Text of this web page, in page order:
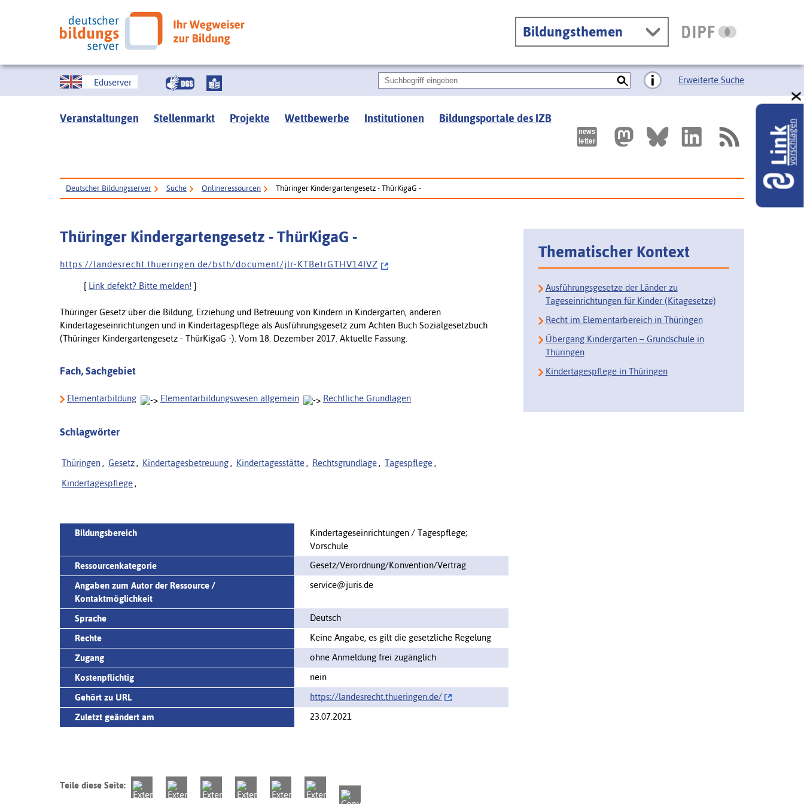
Bildungsthemen
Eduserver Erweiterte Suche
Veranstaltungen Stellenmarkt Projekte Wettbewerbe Institutionen Bildungsportale des IZB
Deutscher Bildungsserver Suche Onlineressourcen Thüringer Kindergartengesetz - ThürKigaG -
Thüringer Kindergartengesetz - ThürKigaG -
h t t p s : / / l a n d e s r e c h t . t h u e r i n g e n . d e / b s t h / d o c u m e n t / j l r - K T B e t r G T H V 1 4 I V Z
[ Link defekt? Bitte melden! ]
Thüringer Gesetz über die Bildung, Erziehung und Betreuung von Kindern in Kindergärten, anderen
Kindertageseinrichtungen und in Kindertagespflege als Ausführungsgesetz zum Achten Buch Sozialgesetzbuch
(Thüringer Kindergartengesetz - ThürKigaG -). Vom 18. Dezember 2017. Aktuelle Fassung.
Fach, Sachgebiet
Elementarbildung Elementarbildungswesen allgemein Rechtliche Grundlagen
Schlagwörter
Thüringen , Gesetz , Kindertagesbetreuung , Kindertagesstätte , Rechtsgrundlage , Tagespflege ,
Kindertagespflege ,
Bildungsbereich
Kindertageseinrichtungen / Tagespflege;
Vorschule
Ressourcenkategorie
Gesetz/Verordnung/Konvention/Vertrag
Angaben zum Autor der Ressource /
Kontaktmöglichkeit
service@juris.de
Sprache
Deutsch
Rechte
Keine Angabe, es gilt die gesetzliche Regelung
Zugang
ohne Anmeldung frei zugänglich
Kostenpflichtig
nein
Gehört zu URL
https://landesrecht.thueringen.de/‌
Zuletzt geändert am
23.07.2021
Thematischer Kontext
Ausführungsgesetze der Länder zu
Tageseinrichtungen für Kinder (Kitagesetze)
Recht im Elementarbereich in Thüringen
Übergang Kindergarten – Grundschule in
Thüringen
Kindertagespflege in Thüringen
Teile diese Seite:
Linkvorschlagen